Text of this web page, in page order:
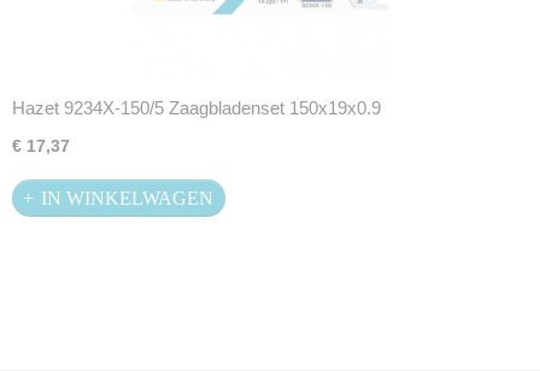
Hazet 9234X-150/5 Zaagbladenset 150x19x0.9
€ 17,37
IN WINKELWAGEN